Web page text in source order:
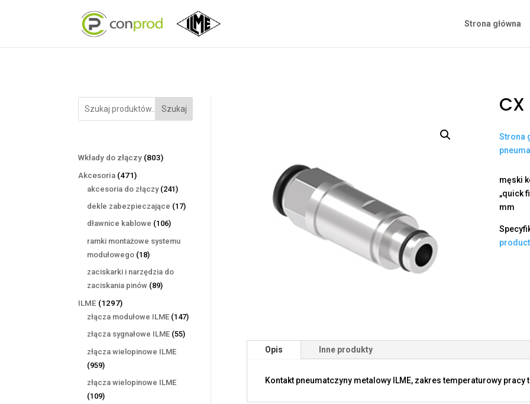
Strona główna
Szukaj
Wkłady do złączy 803803
Akcesoria 471471
produktów
akcesoria do złączy 241241
produktów
dekle zabezpieczające 1717
dławnice kablowe 106106
ramki montażowe systemu
modułowego 1818
produktów
zaciskarki i narzędzia do
zaciskania pinów 8989
ILME 12971297
produktów
złącza modułowe ILME 147147
złącza sygnałowe ILME 5555
złącza wielopinowe ILME
959959
produktów
złącza wielopinowe ILME
109109
CX
Strona
męski
„quick
mm
Opis Inne produkty
Kontakt pneumatczyny metalowy ILME, zakres temperaturowy pracy